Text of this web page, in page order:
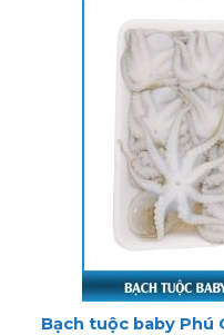
Bạch tuộc baby Phú